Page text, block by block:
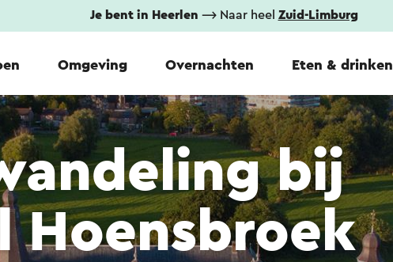
Je bent in Heerlen ⟶ Naar heel Zuid-Limburg
Omgeving Overnachten Eten & drinken
bij
Hoensbroek